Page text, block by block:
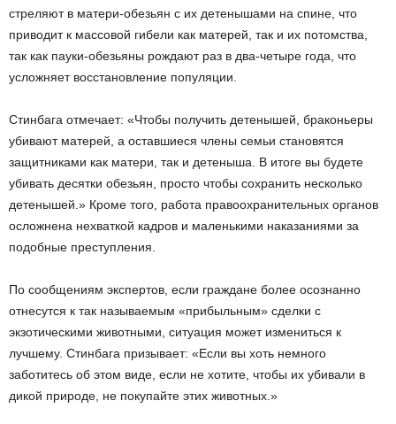
стреляют в матери-обезьян с их детенышами на спине, что
приводит к массовой гибели как матерей, так и их потомства,
так как пауки-обезьяны рождают раз в два-четыре года, что
усложняет восстановление популяции.
Стинбага отмечает: «Чтобы получить детенышей, браконьеры
убивают матерей, а оставшиеся члены семьи становятся
защитниками как матери, так и детеныша. В итоге вы будете
убивать десятки обезьян, просто чтобы сохранить несколько
детенышей.» Кроме того, работа правоохранительных органов
осложнена нехваткой кадров и маленькими наказаниями за
подобные преступления.
По сообщениям экспертов, если граждане более осознанно
отнесутся к так называемым «прибыльным» сделки с
экзотическими животными, ситуация может измениться к
лучшему. Стинбага призывает: «Если вы хоть немного
заботитесь об этом виде, если не хотите, чтобы их убивали в
дикой природе, не покупайте этих животных.»